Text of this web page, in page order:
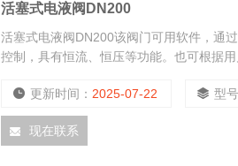
活塞式电液阀DN200
活塞式电液阀DN200该阀门可用软件，通
控制，具有恒流、恒压等功能。也可根据
更新时间： 2025-07-22 型号
现在联系